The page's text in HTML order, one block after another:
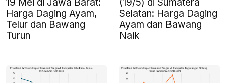
19 Mei di Jawa Barat:
Harga Daging Ayam,
Telur dan Bawang
Turun
(19/5) di Sumatera
Selatan: Harga Daging
Ayam dan Bawang
Naik